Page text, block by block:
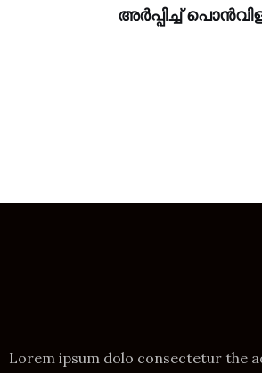
അർപ്പിച്ച്
Lorem ipsum dolo consectetur the